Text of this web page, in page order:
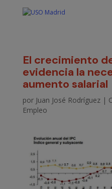
El crecimiento
evidencia la
aumento salarial
por Juan José Rodríguez|
Empleo